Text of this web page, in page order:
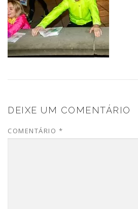
DEIXE UM COMENTÁRIO
COMENTÁRIO *